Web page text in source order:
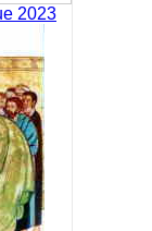
2023